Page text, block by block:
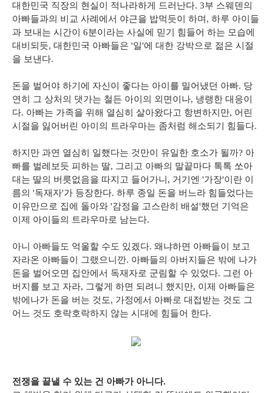
대한민국 직장의 현실이 적나라하게 드러난다. 3부 스웨덴의
아빠들과의 비교 사례에서 야근을 밥먹듯이 하며, 하루 아이들
과 보내는 시간이 6분이라는 사실에 믿기 힘들어 하는 모습에
대비되듯, 대한민국 아빠들은 '일'에 대한 강박으로 젊은 시절
을 보낸다.
돈을 벌어야 하기에 자신이 좋다는 아이를 밀어냈던 아빠. 당
연히 그 상처의 댓가는 철든 아이의 외면이나, 냉랭한 대응이
다. 아빠는 가족을 위해 열심히 살아왔다고 항변하지만, 어린
시절을 잃어버린 아이의 트라우마는 좀처럼 해소되기 힘들다.
하지만 과연 열심히 일했다는 것만이 유일한 호소가 될까? 아
빠를 벌레보듯 피하는 딸, 그리고 아빠의 말끝마다 톡톡 쏘아
대는 딸의 버릇없음을 따지고 들어가니, 거기엔 '가장'이란 이
름의 '독재자'가 등장한다. 하루 종일 돈을 버느라 힘들었다는
이유만으로 집에 돌아와 '감정을 고스란히 배설'했던 기억은
이제 아이들의 트라우마로 남는다.
아니 아빠들도 억울할 수도 있겠다. 왜냐하면 아빠들이 보고
자라온 아빠들이 그랬으니깐. 아빠들의 아버지들은 밖에 나가
돈을 벌어오면 집안에서 독재자로 군림할 수 있었다. 그런 아
버지를 보고 자라, 그렇게 하면 되려니 했지만, 이제 아빠들은
밖에나가 돈을 버는 것도, 가정에서 아빠로 대접받는 것도 그
어느 것도 호락호락하지 않는 시대에 힘들어 한다.
전쟁을 끝낼 수 있는 건 아빠가 아니다.